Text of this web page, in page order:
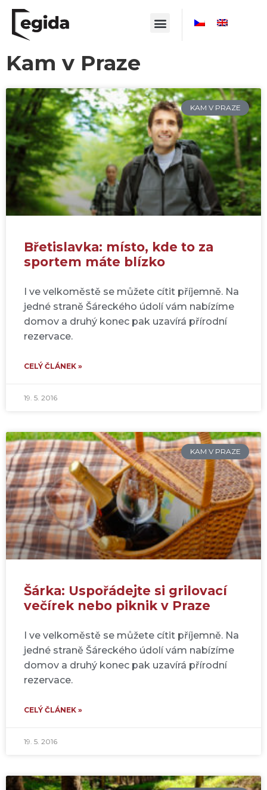
Kam v Praze
KAM V PRAZE
Břetislavka: místo, kde to za
sportem máte blízko
I ve velkoměstě se můžete cítit příjemně. Na
jedné straně Šáreckého údolí vám nabízíme
domov a druhý konec pak uzavírá přírodní
rezervace.
CELÝ ČLÁNEK »
19. 5. 2016
KAM V PRAZE
Šárka: Uspořádejte si grilovací
večírek nebo piknik v Praze
I ve velkoměstě se můžete cítit příjemně. Na
jedné straně Šáreckého údolí vám nabízíme
domov a druhý konec pak uzavírá přírodní
rezervace.
CELÝ ČLÁNEK »
19. 5. 2016